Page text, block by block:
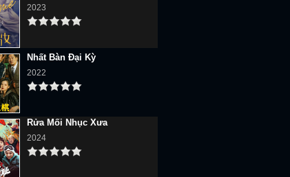
2023
Nhất Bàn Đại Kỳ
2022
Rửa Mối Nhục Xưa
2024